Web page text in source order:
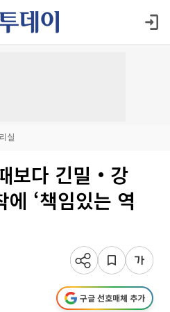
실
보다 긴밀‧강
‘책임있는 역
구글 선호매체 추가